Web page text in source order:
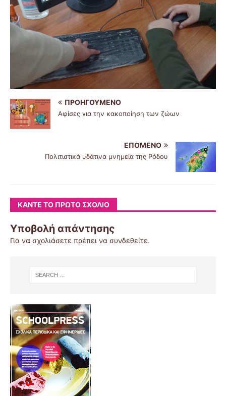
ΠΡΟΗΓΟΎΜΕΝΟ
Αφίσες για την κακοποίηση των ζώων
ΕΠΌΜΕΝΟ
Πολιτιστικά υδάτινα μνημεία της Ρόδου
ΚΆΝΤΕ ΤΟ ΠΡΏΤΟ ΣΧΌΛΙΟ
Υποβολή απάντησης
Για να σχολιάσετε πρέπει να συνδεθείτε.